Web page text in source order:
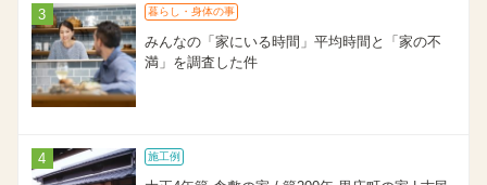
暮らし・身体の事
みんなの「家にいる時間」平均時間と「家の不
満」を調査した件
施工例